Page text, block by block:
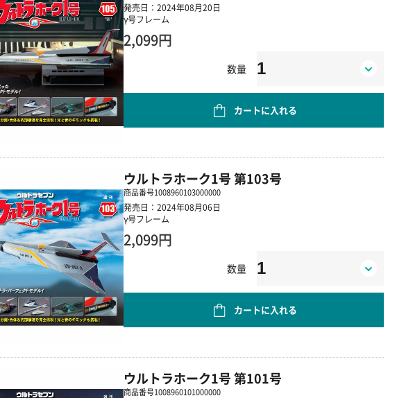
発売日：2024年08月20日
γ号フレーム
2,099円
数量
カートに入れる
ウルトラホーク1号 第103号
商品番号1008960103000000
発売日：2024年08月06日
γ号フレーム
2,099円
数量
カートに入れる
ウルトラホーク1号 第101号
商品番号1008960101000000